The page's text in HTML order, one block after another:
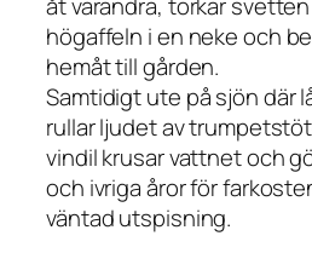
högaffeln i en neke och
hemåt till gården.
Samtidigt ute på sjön där
rullar ljudet av
vindil krusar vattnet och
och ivriga åror för
väntad utspisning.